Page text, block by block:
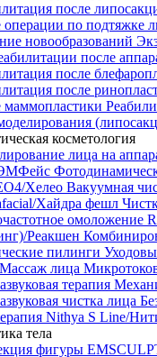
после
операции по подтяжке
новообразований
после
после
после
маммопластики
косметология
лица на
Хелео Вакуумная
Хайдра фешл
омоложение
Реакшен
пилинги
Массаж лица
терапия
чистка лица
Nithya S Line/
тела
фигуры